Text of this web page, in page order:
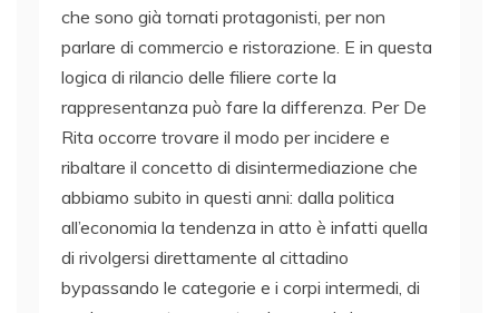
che sono già tornati protagonisti, per non
parlare di commercio e ristorazione. E in questa
logica di rilancio delle filiere corte la
rappresentanza può fare la differenza. Per De
Rita occorre trovare il modo per incidere e
ribaltare il concetto di disintermediazione che
abbiamo subito in questi anni: dalla politica
all’economia la tendenza in atto è infatti quella
di rivolgersi direttamente al cittadino
bypassando le categorie e i corpi intermedi, di